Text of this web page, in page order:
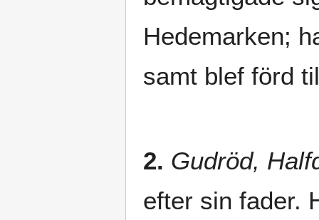
Hedemarken;
samt blef förd
2. Gudröd,
efter sin fader.